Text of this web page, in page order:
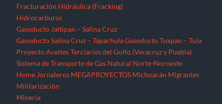
Fracturación Hidráulica (Fracking)
Hidrocarburos
Gasoducto Jaltipan – Salina Cruz
Gasoducto Salina Cruz – Tapachula Gasoducto Tuxpan – Tula
Proyecto Aceites Terciarios del Golfo (Veracruz y Puebla)
Sistema de Transporte de Gas Natural Norte-Noroeste
Home Jornaleros MEGAPROYECTOS Michoacán Migrantes
Militarización
Minería